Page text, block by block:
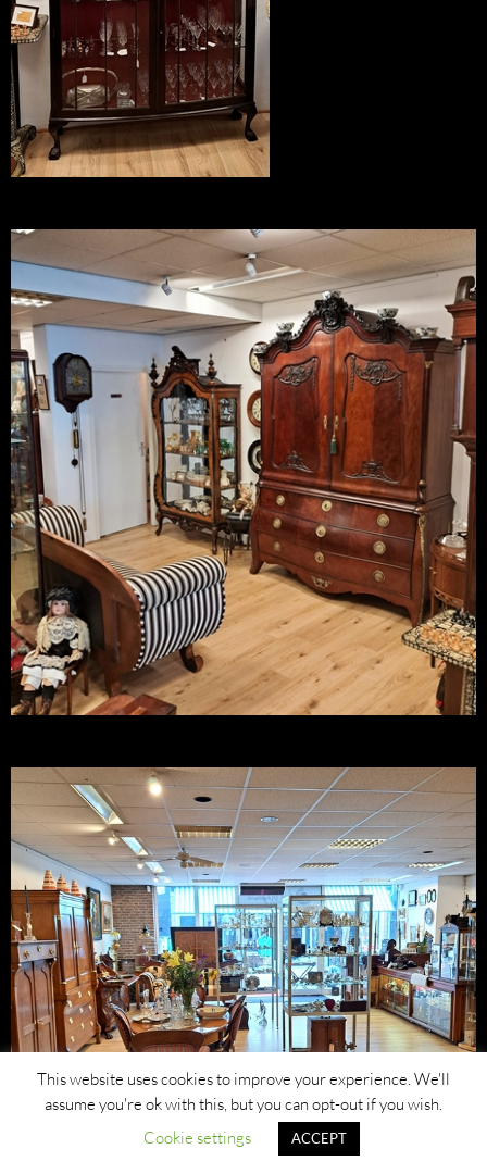
This website uses cookies to improve your experience. We'll
assume you're ok with this, but you can opt-out if you wish.
Cookie settings
ACCEPT